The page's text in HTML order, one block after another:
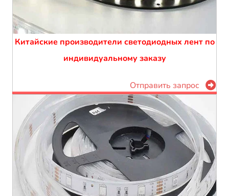
Китайские производители светодиодных лент по
индивидуальному заказу
Отправить запрос